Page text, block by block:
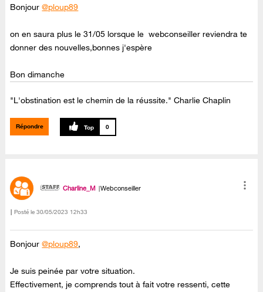
Bonjour@ploup89
on en saura plus le 31/05 lorsque le webconseiller reviendra te
donner des nouvelles,bonnes j'espère
Bon dimanche
"L'obstination est le chemin de la réussite." Charlie Chaplin
Répondre 0
Charline_M Webconseiller
Posté le ‎30/05/2023 12h33
Bonjour@ploup89,
Je suis peinée par votre situation.
Effectivement, je comprends tout à fait votre ressenti, cette